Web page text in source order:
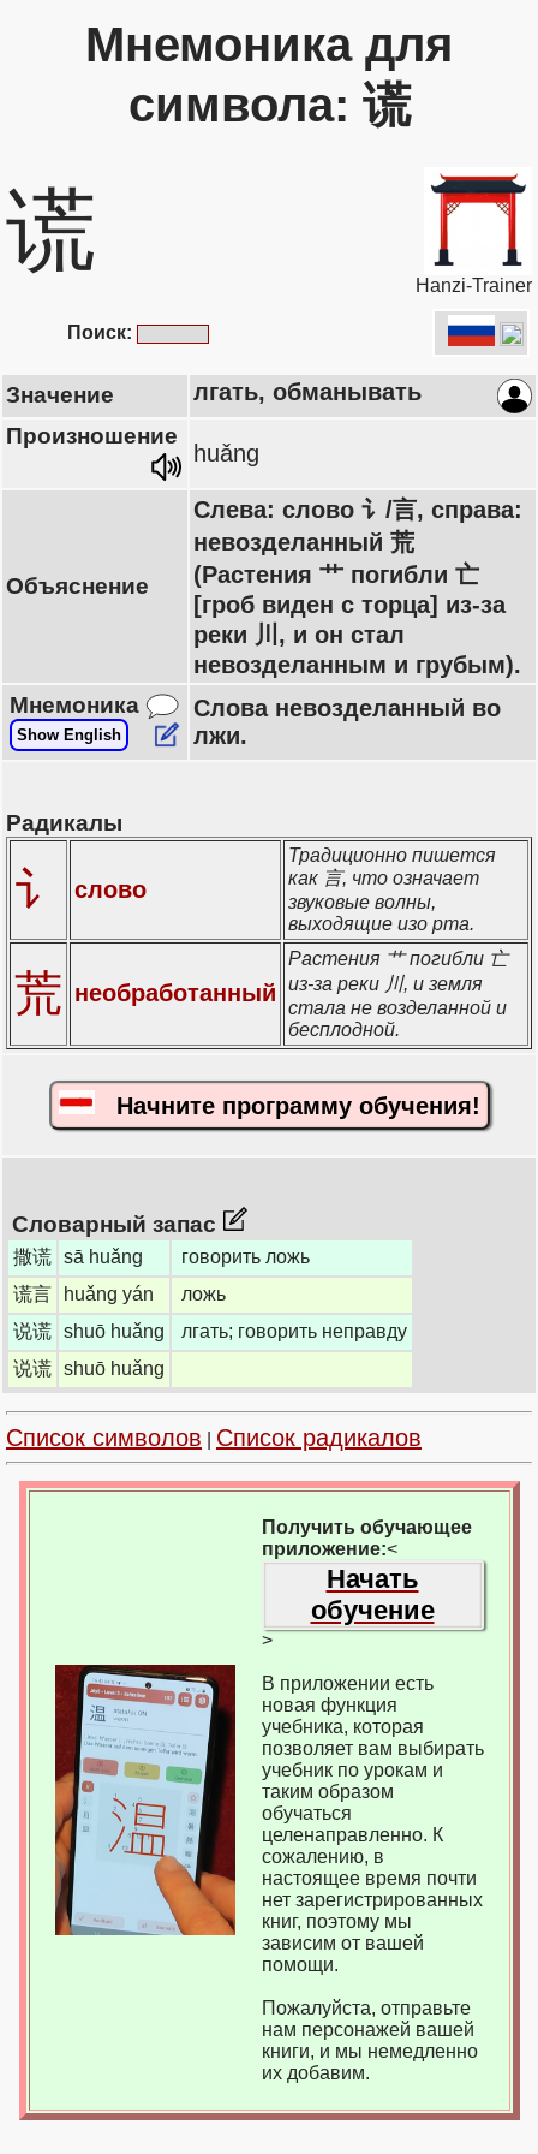
Мнемоника для
символа: 谎
谎
Hanzi-Trainer
Поиск:
Значение лгать, обманывать
Произношение
huǎng
Объяснение
Слева: слово 讠/言, справа:
невозделанный 荒
(Растения 艹 погибли 亡
[гроб виден с торца] из-за
реки 川, и он стал
невозделанным и грубым).
Мнемоника
Show English
Слова невозделанный во
лжи.
Радикалы
讠 слово
Традиционно пишется
как 言, что означает
звуковые волны,
выходящие изо рта.
荒 необработанный
Растения 艹 погибли 亡
из-за реки 川, и земля
стала не возделанной и
бесплодной.
Начните программу обучения!
Словарный запас
撒谎 sā huǎng
говорить ложь
谎言
huǎng yán
ложь
说谎 shuō huǎng
лгать; говорить неправду
说谎 shuō huǎng
Список символов Список радикалов
Получить обучающее
приложение:<
Начать
обучение
>
В приложении есть
новая функция
учебника, которая
позволяет вам выбирать
учебник по урокам и
таким образом
обучаться
целенаправленно. К
сожалению, в
настоящее время почти
нет зарегистрированных
книг, поэтому мы
зависим от вашей
помощи.
Пожалуйста, отправьте
нам персонажей вашей
книги, и мы немедленно
их добавим.